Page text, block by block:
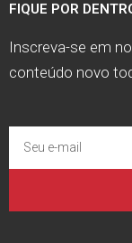
FIQUE POR
Inscreva-se em
conteúdo novo